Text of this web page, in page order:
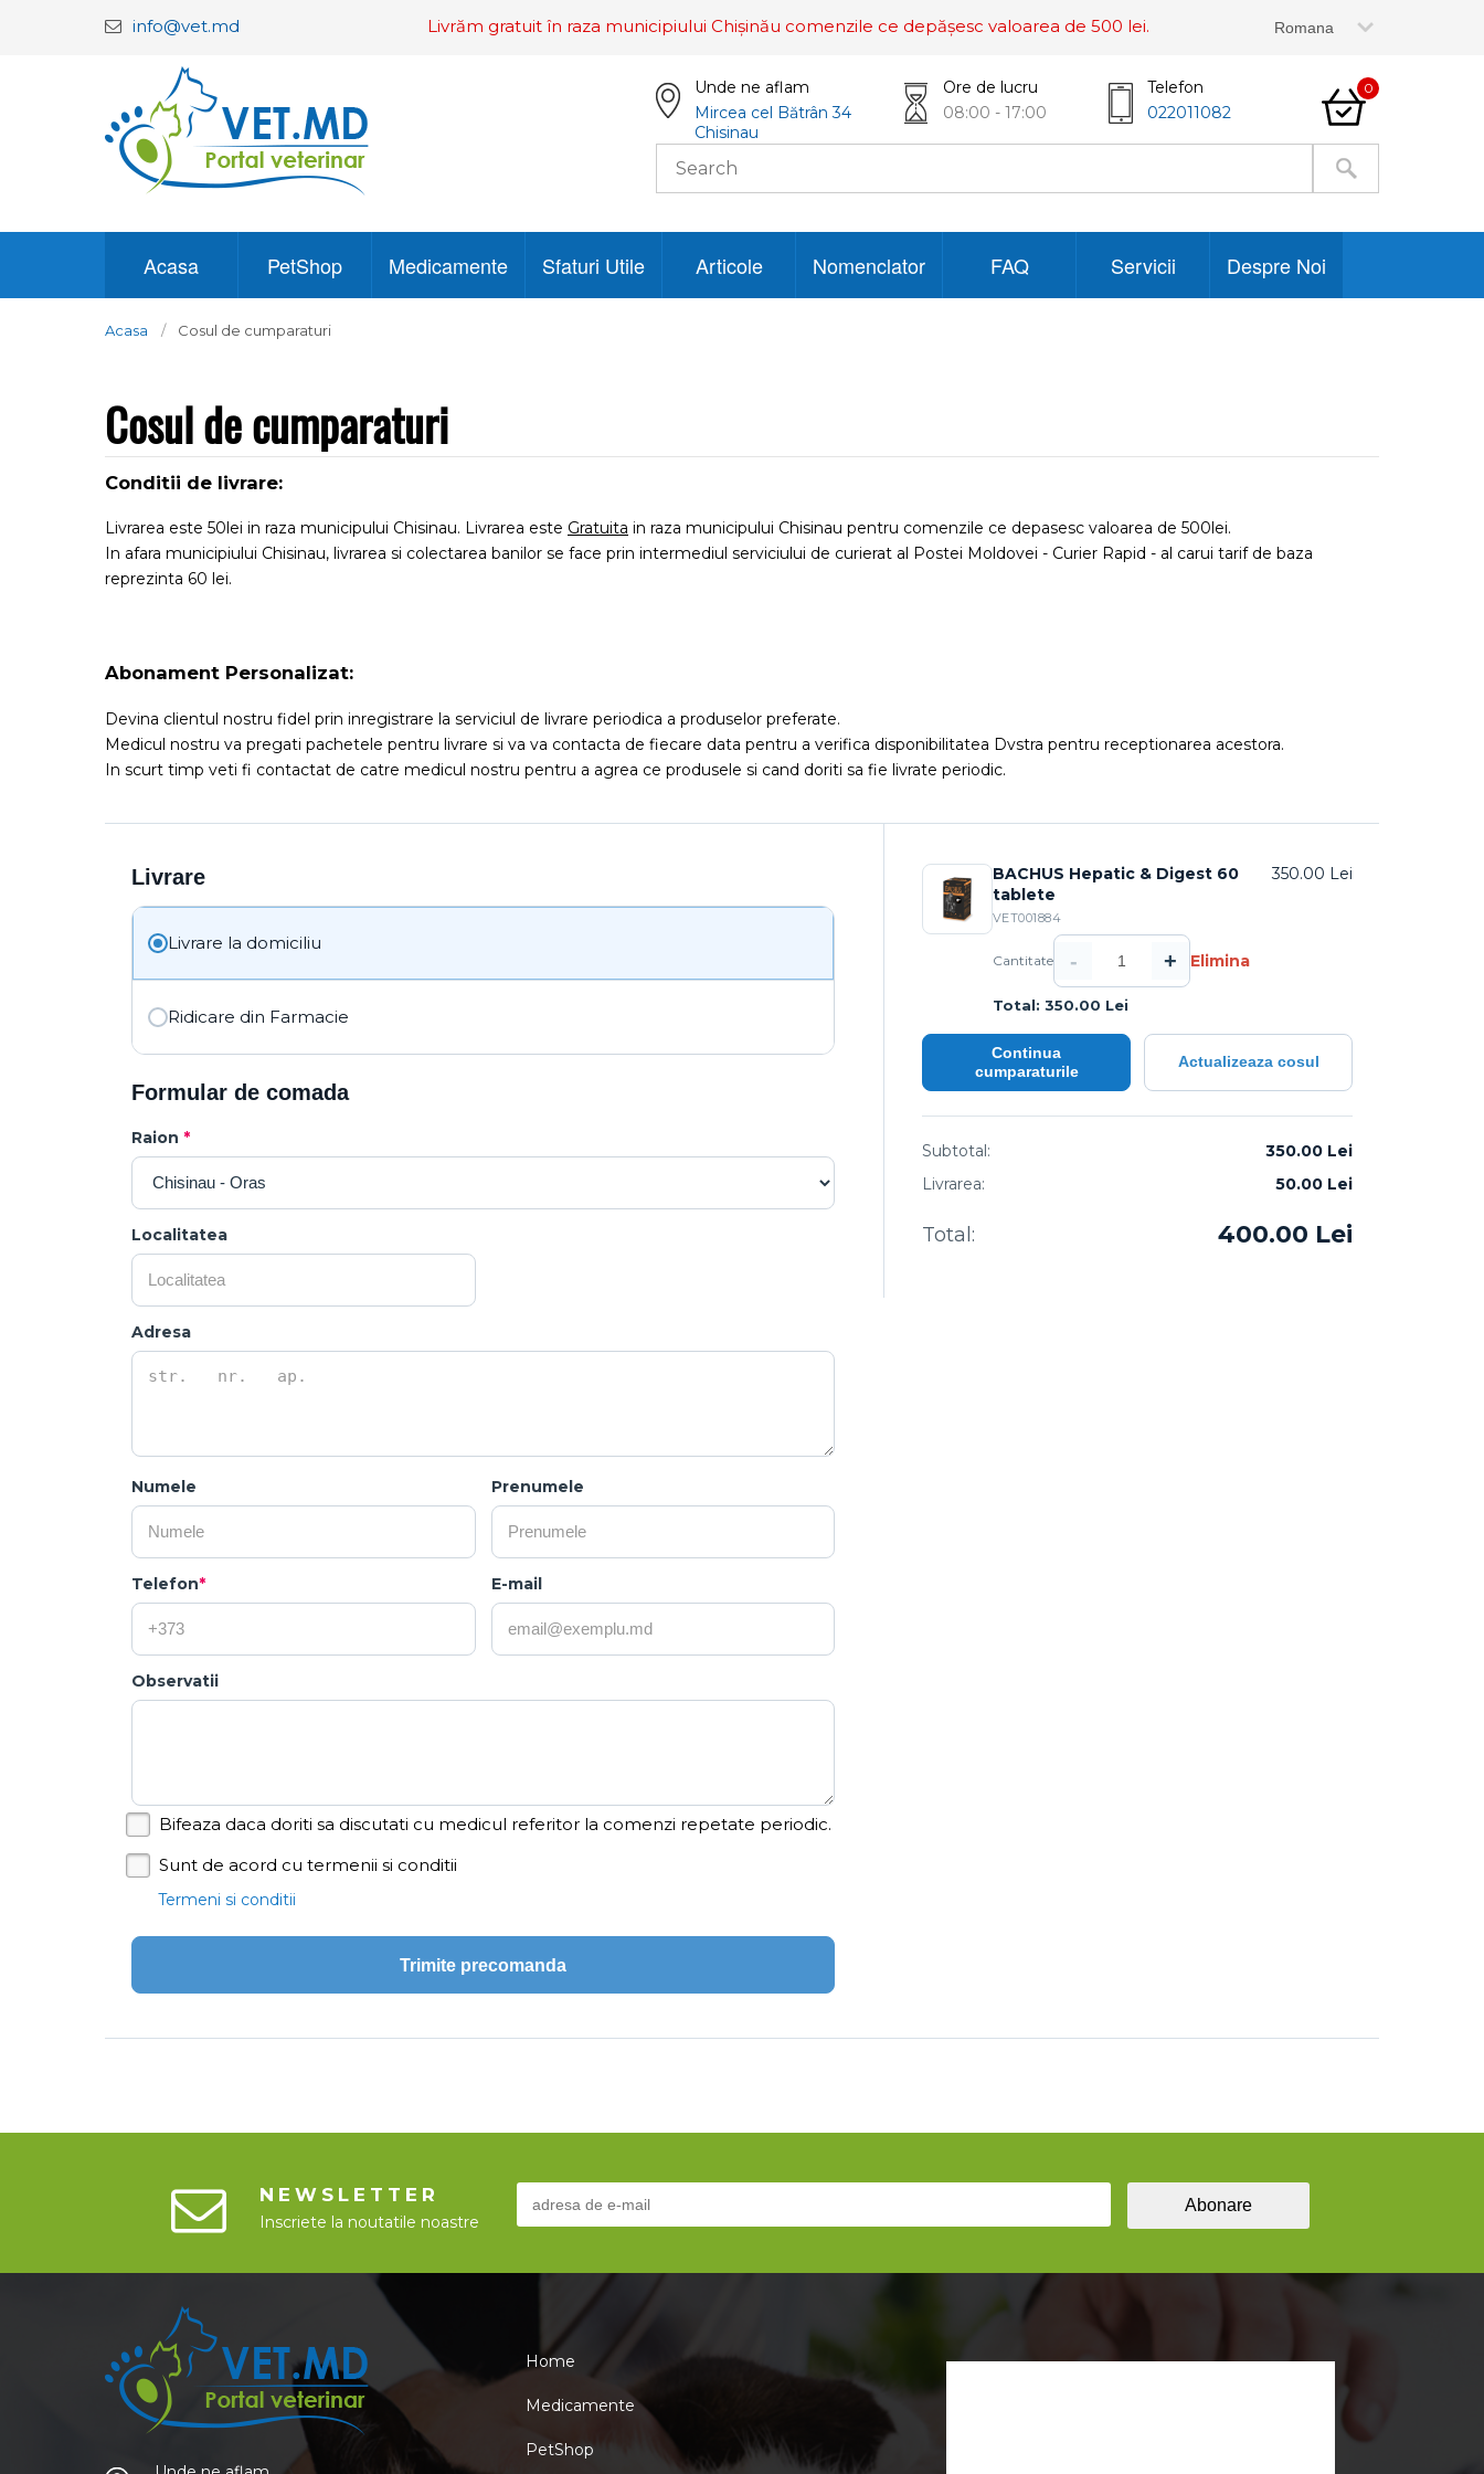
info@vet.md Livrăm gratuit în raza municipiului Chișinău comenzile ce depășesc valoarea de 500 lei.
Unde ne aflam
Mircea cel Bătrân 34
Chisinau
Ore de lucru
08:00 - 17:00
Telefon
022011082
0
Acasa PetShop Medicamente Sfaturi Utile Articole Nomenclator FAQ Servicii Despre Noi
Acasa Cosul de cumparaturi
Cosul de cumparaturi
Conditii de livrare:
Livrarea este 50lei in raza municipului Chisinau. Livrarea este Gratuita in raza municipului Chisinau pentru comenzile ce depasesc valoarea de 500lei.
In afara municipiului Chisinau, livrarea si colectarea banilor se face prin intermediul serviciului de curierat al Postei Moldovei - Curier Rapid - al carui tarif de baza
reprezinta 60 lei.
Abonament Personalizat:
Devina clientul nostru fidel prin inregistrare la serviciul de livrare periodica a produselor preferate.
Medicul nostru va pregati pachetele pentru livrare si va va contacta de fiecare data pentru a verifica disponibilitatea Dvstra pentru receptionarea acestora.
In scurt timp veti fi contactat de catre medicul nostru pentru a agrea ce produsele si cand doriti sa fie livrate periodic.
Livrare
Livrare la domiciliu
Ridicare din Farmacie
Formular de comada
Raion *
Localitatea
Adresa
Numele Prenumele
Telefon* E-mail
Observatii
Bifeaza daca doriti sa discutati cu medicul referitor la comenzi repetate periodic.
Sunt de acord cu termenii si conditii
Termeni si conditii
Trimite precomanda
BACHUS Hepatic & Digest 60
tablete
350.00 Lei
VET001884
Cantitate - + Elimina
Total: 350.00 Lei
Continua
cumparaturile
Actualizeaza cosul
Subtotal:
350.00 Lei
Livrarea:
50.00 Lei
Total: 400.00 Lei
NEWSLETTER
Inscriete la noutatile noastre
Home
Medicamente
PetShop